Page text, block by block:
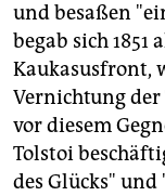
und besaßen
begab sich
Kaukasusfront,
Vernichtung der
vor diesem
Tolstoi
des Glücks"